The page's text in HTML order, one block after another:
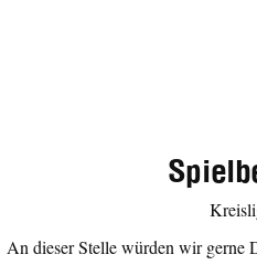
An dieser Stelle würden wir gerne